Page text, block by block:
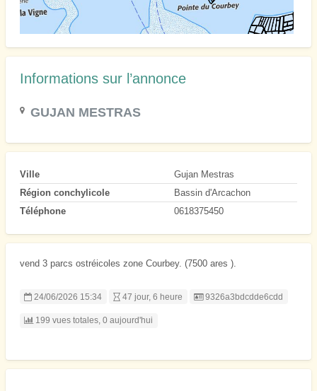
Informations sur l’annonce
GUJAN MESTRAS
Ville
Gujan Mestras
Région conchylicole
Bassin d'Arcachon
Téléphone
0618375450
vend 3 parcs ostréicoles zone Courbey. (7500 ares ).
24/06/2026 15:34 47 jour, 6 heure Listing ID
9326a3bdcdde6cdd
199 vues totales, 0 aujourd'hui